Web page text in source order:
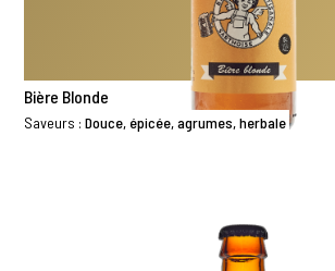
Bière Blonde
Saveurs :Douce, épicée, agrumes, herbale